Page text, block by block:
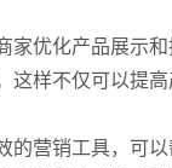
家优化产品展示
这样不仅可以提
的营销工具，可